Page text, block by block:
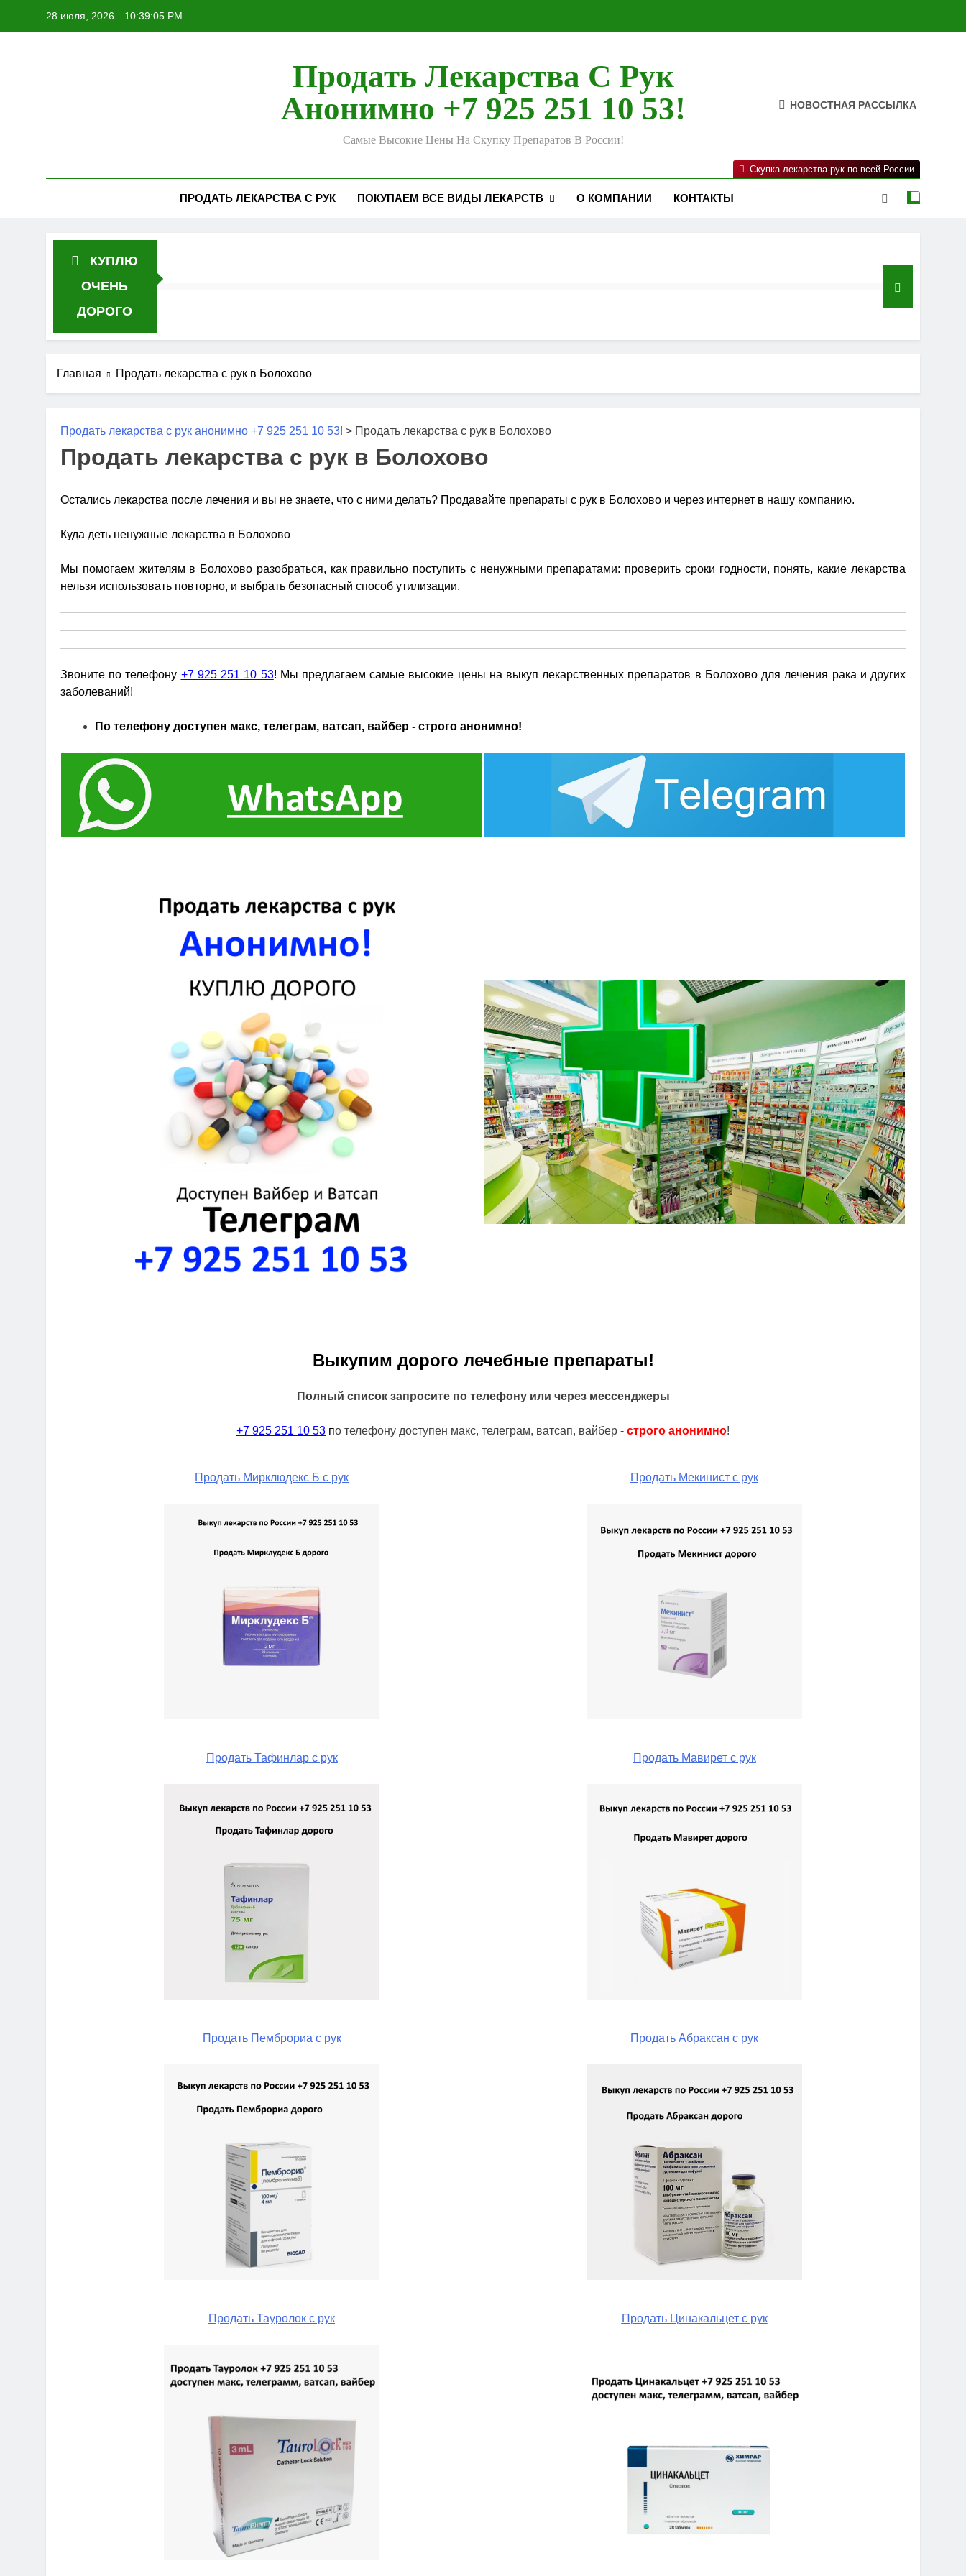
28 июля, 2026 10:39:06 PM
Продать Лекарства С Рук
Анонимно +7 925 251 10 53!
Самые Высокие Цены На Скупку Препаратов В России!
НОВОСТНАЯ РАССЫЛКА
ПРОДАТЬ ЛЕКАРСТВА С РУК ПОКУПАЕМ ВСЕ ВИДЫ ЛЕКАРСТВ О КОМПАНИИ КОНТАКТЫ
Скупка лекарства рук по всей России
КУПЛЮ
ОЧЕНЬ
ДОРОГО
Главная Продать лекарства с рук в Болохово
Продать лекарства с рук анонимно +7 925 251 10 53! > Продать лекарства с рук в Болохово
Продать лекарства с рук в Болохово
Остались лекарства после лечения и вы не знаете, что с ними делать? Продавайте препараты с рук в Болохово и через интернет в нашу компанию.
Куда деть ненужные лекарства в Болохово
Мы помогаем жителям в Болохово разобраться, как правильно поступить с ненужными препаратами: проверить сроки годности, понять, какие лекарства
нельзя использовать повторно, и выбрать безопасный способ утилизации.
Звоните по телефону +7 925 251 10 53! Мы предлагаем самые высокие цены на выкуп лекарственных препаратов в Болохово для лечения рака и других
заболеваний!
По телефону доступен макс, телеграм, ватсап, вайбер - строго анонимно!
Выкупим дорого лечебные препараты!
Полный список запросите по телефону или через мессенджеры
+7 925 251 10 53 по телефону доступен макс, телеграм, ватсап, вайбер - строго анонимно!
Продать Мирклюдекс Б с рук Продать Мекинист с рук
Продать Тафинлар с рук Продать Мавирет с рук
Продать Пемброриа с рук Продать Абраксан с рук
Продать Тауролок с рук Продать Цинакальцет с рук